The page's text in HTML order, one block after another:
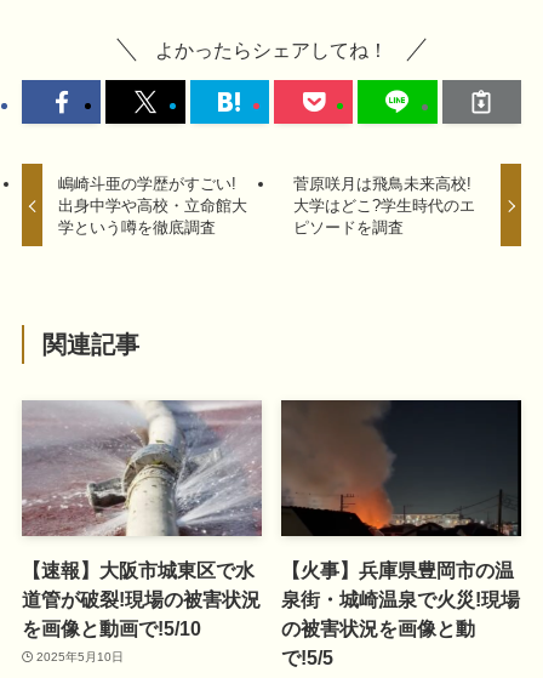
よかったらシェアしてね！
嶋崎斗亜の学歴がすごい!
出身中学や高校・立命館大
学という噂を徹底調査
菅原咲月は飛鳥未来高校!
大学はどこ?学生時代のエ
ピソードを調査
関連記事
【速報】大阪市城東区で水
道管が破裂!現場の被害状況
を画像と動画で!5/10
2025年5月10日
【火事】兵庫県豊岡市の温
泉街・城崎温泉で火災!現場
の被害状況を画像と動
で!5/5